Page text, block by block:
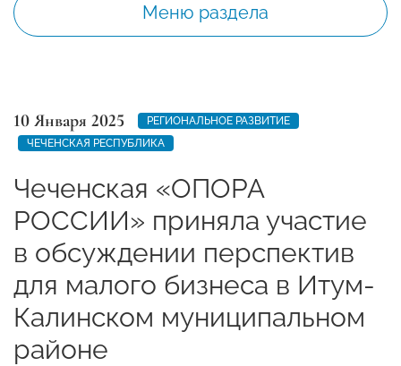
Меню раздела
10 Января 2025
РЕГИОНАЛЬНОЕ РАЗВИТИЕ
ЧЕЧЕНСКАЯ РЕСПУБЛИКА
Чеченская «ОПОРА
РОССИИ» приняла участие
в обсуждении перспектив
для малого бизнеса в Итум-
Калинском муниципальном
районе